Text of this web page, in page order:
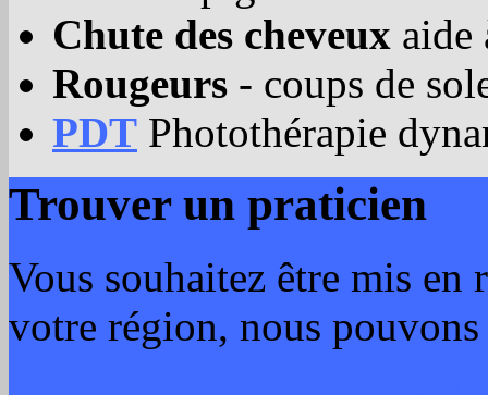
Chute des cheveux aide
Rougeurs - coups de
PDT Photothérapie
Trouver un praticien
Vous souhaitez être mis
votre région, nous